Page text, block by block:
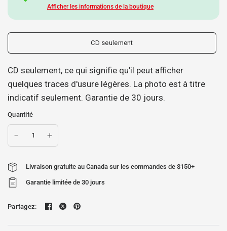
Afficher les informations de la boutique
CD seulement
CD seulement, ce qui signifie qu'il peut afficher
quelques traces d'usure légères. La photo est à titre
indicatif seulement. Garantie de 30 jours.
Quantité
Livraison gratuite au Canada sur les commandes de $150+
Garantie limitée de 30 jours
Partagez: